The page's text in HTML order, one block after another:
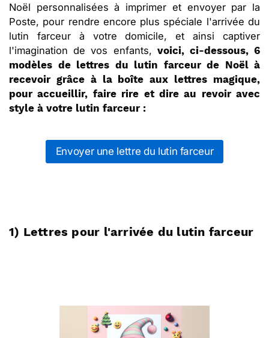
Noël personnalisées à imprimer et envoyer par la
Poste, pour rendre encore plus spéciale l'arrivée du
lutin farceur à votre domicile, et ainsi captiver
l'imagination de vos enfants, voici, ci-dessous, 6
modèles de lettres du lutin farceur de Noël à
recevoir grâce à la boîte aux lettres magique,
pour accueillir, faire rire et dire au revoir avec
style à votre lutin farceur :
Envoyer une lettre du lutin farceur
1) Lettres pour l'arrivée du lutin farceur